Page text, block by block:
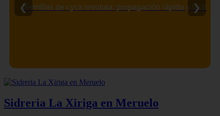
Semillas de cyca revoluta: propagación rápida y fácil
❮ ❯
Sidreria La Xiriga en Meruelo